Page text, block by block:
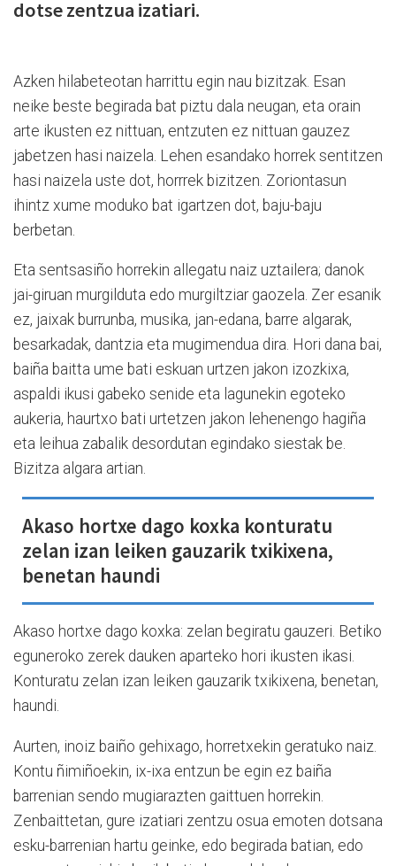
dotse zentzua izatiari.
Azken hilabeteotan harrittu egin nau bizitzak. Esan
neike beste begirada bat piztu dala neugan, eta orain
arte ikusten ez nittuan, entzuten ez nittuan gauzez
jabetzen hasi naizela. Lehen esandako horrek sentitzen
hasi naizela uste dot, horrrek bizitzen. Zoriontasun
ihintz xume moduko bat igartzen dot, baju-baju
berbetan.
Eta sentsasiño horrekin allegatu naiz uztailera; danok
jai-giruan murgilduta edo murgiltziar gaozela. Zer esanik
ez, jaixak burrunba, musika, jan-edana, barre algarak,
besarkadak, dantzia eta mugimendua dira. Hori dana bai,
baiña baitta ume bati eskuan urtzen jakon izozkixa,
aspaldi ikusi gabeko senide eta lagunekin egoteko
aukeria, haurtxo bati urtetzen jakon lehenengo hagiña
eta leihua zabalik desordutan egindako siestak be.
Bizitza algara artian.
Akaso hortxe dago koxka konturatu
zelan izan leiken gauzarik txikixena,
benetan haundi
Akaso hortxe dago koxka: zelan begiratu gauzeri. Betiko
eguneroko zerek dauken aparteko hori ikusten ikasi.
Konturatu zelan izan leiken gauzarik txikixena, benetan,
haundi.
Aurten, inoiz baiño gehixago, horretxekin geratuko naiz.
Kontu ñimiñoekin, ix-ixa entzun be egin ez baiña
barrenian sendo mugiarazten gaittuen horrekin.
Zenbaittetan, gure izatiari zentzu osua emoten dotsana
esku-barrenian hartu geinke, edo begirada batian, edo